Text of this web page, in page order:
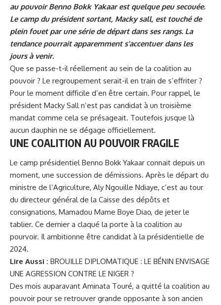
au pouvoir Benno Bokk Yakaar est quelque peu secouée.
Le camp du président sortant, Macky sall, est touché de
plein fouet par une série de départ dans ses rangs. La
tendance pourrait apparemment s’accentuer dans les
jours à venir.
Que se passe-t-il réellement au sein de la coalition au
pouvoir ? Le regroupement serait-il en train de s’effriter ?
Pour le moment difficile d’en être certain. Pour rappel, le
président Macky Salln’est pas candidat à un troisième
mandat comme cela se présageait. Toutefois jusque là
aucun dauphin ne se dégage officiellement.
UNE COALITION AU POUVOIR FRAGILE
Le camp présidentiel Benno Bokk Yakaar connait depuis un
moment, une succession de démissions. Après le départ du
ministre de l’Agriculture, Aly Ngouille Ndiaye, c’est au tour
du directeur général de la Caisse des dépôts et
consignations, Mamadou Mame Boye Diao, de jeter le
tablier. Ce dernier a claqué la porte à la coalition au
pourvoir. Il ambitionne être candidat à la présidentielle de
2024.
Lire Aussi : BROUILLE DIPLOMATIQUE : LE BÉNIN ENVISAGE
UNE AGRESSION CONTRE LE NIGER ?
Des mois auparavant Aminata Touré, a quitté la coalition au
pouvoir pour se retrouver grande opposante à son ancien